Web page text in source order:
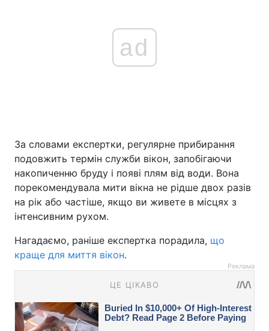
ad
За словами експертки, регулярне прибирання
подовжить термін служби вікон, запобігаючи
накопиченню бруду і появі плям від води. Вона
порекомендувала мити вікна не рідше двох разів
на рік або частіше, якщо ви живете в місцях з
інтенсивним рухом.
Нагадаємо, раніше експертка порадила, що
краще для миття вікон.
Реклама